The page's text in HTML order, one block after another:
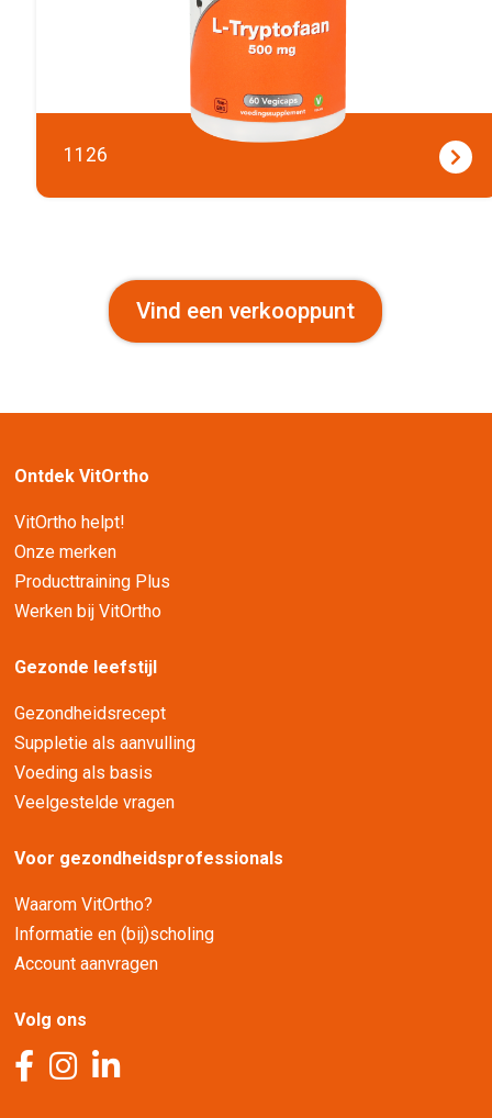
1126
Vind een verkooppunt
Ontdek VitOrtho
VitOrtho helpt!
Onze merken
Producttraining Plus
Werken bij VitOrtho
Gezonde leefstijl
Gezondheidsrecept
Suppletie als aanvulling
Voeding als basis
Veelgestelde vragen
Voor gezondheidsprofessionals
Waarom VitOrtho?
Informatie en (bij)scholing
Account aanvragen
Volg ons